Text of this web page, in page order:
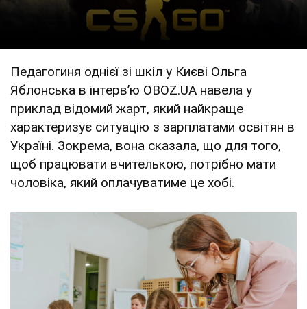
Педагогиня однієї зі шкіл у Києві Ольга
Яблонська в інтервʼю OBOZ.UA навела у
приклад відомий жарт, який найкраще
характеризує ситуацію з зарплатами освітян в
Україні. Зокрема, вона сказала, що для того,
щоб працювати вчителькою, потрібно мати
чоловіка, який оплачуватиме це хобі.